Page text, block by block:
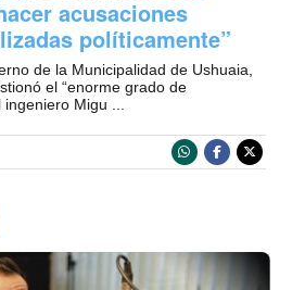
acusaciones
políticamente”
de la Municipalidad de Ushuaia,
el “enorme grado de
Migu ...